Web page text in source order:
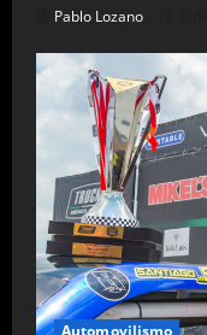
Pablo Lozano
Automovilismo